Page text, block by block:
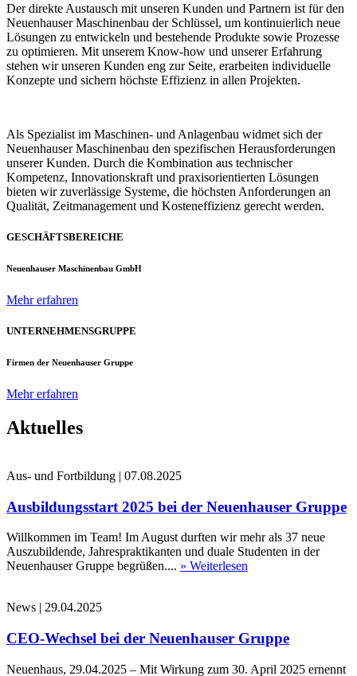
Der direkte Austausch mit unseren Kunden und Partnern ist für den
Neuenhauser Maschinenbau der Schlüssel, um kontinuierlich neue
Lösungen zu entwickeln und bestehende Produkte sowie Prozesse
zu optimieren. Mit unserem Know-how und unserer Erfahrung
stehen wir unseren Kunden eng zur Seite, erarbeiten individuelle
Konzepte und sichern höchste Effizienz in allen Projekten.
Als Spezialist im Maschinen- und Anlagenbau widmet sich der
Neuenhauser Maschinenbau den spezifischen Herausforderungen
unserer Kunden. Durch die Kombination aus technischer
Kompetenz, Innovationskraft und praxisorientierten Lösungen
bieten wir zuverlässige Systeme, die höchsten Anforderungen an
Qualität, Zeitmanagement und Kosteneffizienz gerecht werden.
GESCHÄFTSBEREICHE
Neuenhauser Maschinenbau GmbH
Mehr erfahren
UNTERNEHMENSGRUPPE
Firmen der Neuenhauser Gruppe
Mehr erfahren
Aktuelles
Aus- und Fortbildung | 07.08.2025
Ausbildungsstart 2025 bei der Neuenhauser Gruppe
Willkommen im Team! Im August durften wir mehr als 37 neue
Auszubildende, Jahrespraktikanten und duale Studenten in der
Neuenhauser Gruppe begrüßen.... » Weiterlesen
News | 29.04.2025
CEO-Wechsel bei der Neuenhauser Gruppe
Neuenhaus, 29.04.2025 – Mit Wirkung zum 30. April 2025 ernennt